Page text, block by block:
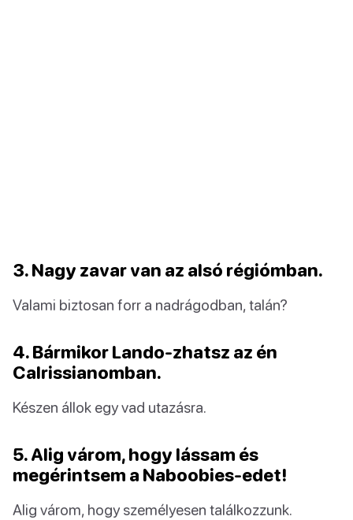
3. Nagy zavar van az alsó régiómban.
Valami biztosan forr a nadrágodban, talán?
4. Bármikor Lando-zhatsz az én
Calrissianomban.
Készen állok egy vad utazásra.
5. Alig várom, hogy lássam és
megérintsem a Naboobies-edet!
Alig várom, hogy személyesen találkozzunk.